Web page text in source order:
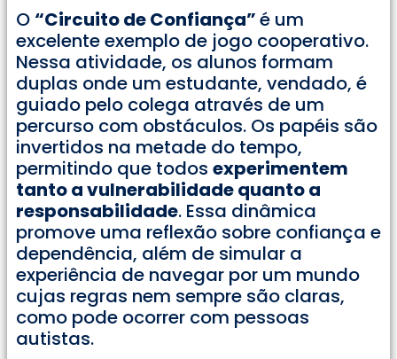
O “Circuito de Confiança”é um
excelente exemplo de jogo cooperativo.
Nessa atividade, os alunos formam
duplas onde um estudante, vendado, é
guiado pelo colega através de um
percurso com obstáculos. Os papéis são
invertidos na metade do tempo,
permitindo que todos experimentem
tanto a vulnerabilidade quanto a
responsabilidade. Essa dinâmica
promove uma reflexão sobre confiança e
dependência, além de simular a
experiência de navegar por um mundo
cujas regras nem sempre são claras,
como pode ocorrer com pessoas
autistas.